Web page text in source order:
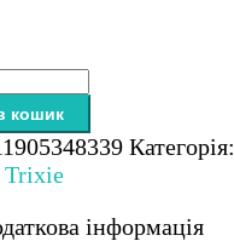
кошик
Категорія:
Trixie
інформація